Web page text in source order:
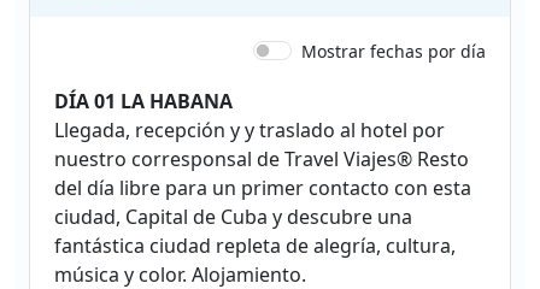
Mostrar fechas por día
DÍA 01 LA HABANA
Llegada, recepción y y traslado al hotel por
nuestro corresponsal de Travel Viajes® Resto
del día libre para un primer contacto con esta
ciudad, Capital de Cuba y descubre una
fantástica ciudad repleta de alegría, cultura,
música y color. Alojamiento.